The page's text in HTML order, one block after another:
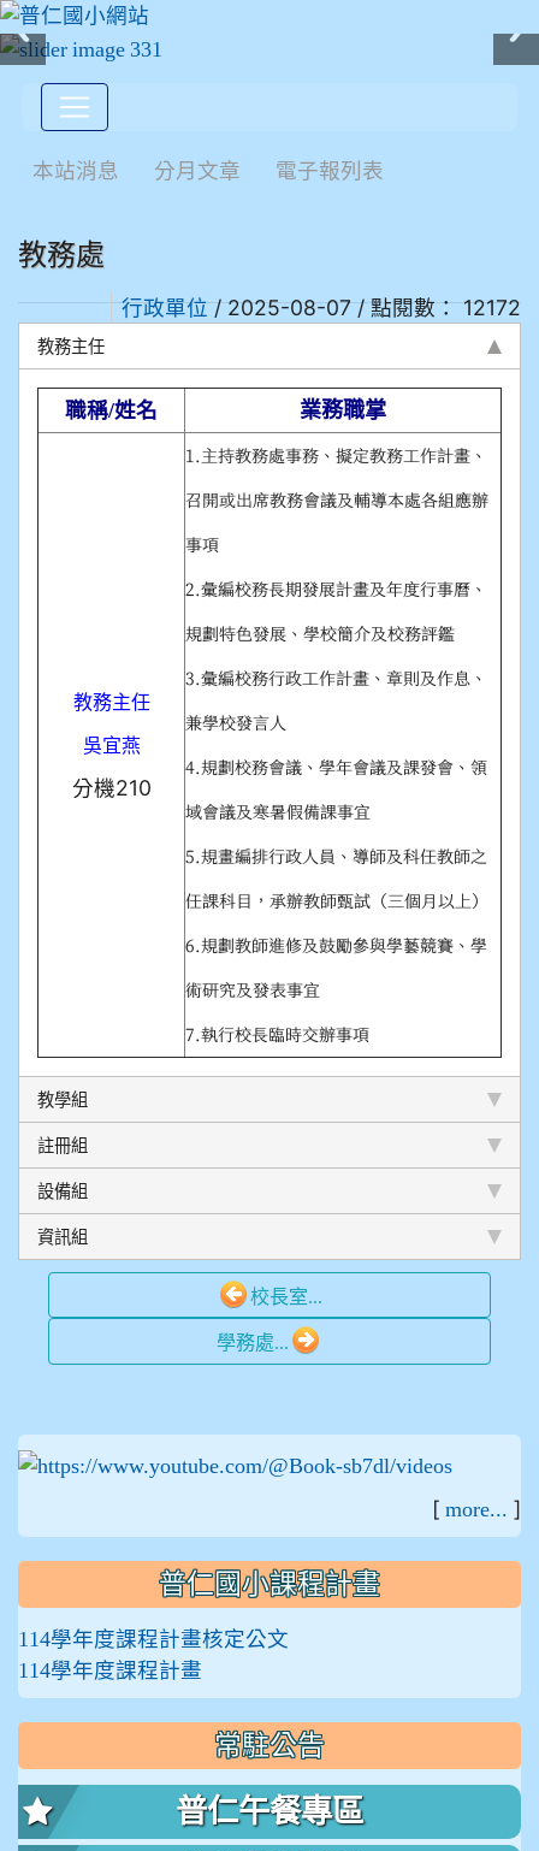
本站消息 分月文章 電子報列表
教務處
行政單位/ 2025-08-07 / 點閱數： 12172
教務主任
職稱/姓名 業務職掌
教務主任
吳宜燕
分機210
1.主持教務處事務、擬定教務工作計畫、
召開或出席教務會議及輔導本處各組應辦
事項
2.彙編校務長期發展計畫及年度行事曆、
規劃特色發展、學校簡介及校務評鑑
3.彙編校務行政工作計畫、章則及作息、
兼學校發言人
4.規劃校務會議、學年會議及課發會、領
域會議及寒暑假備課事宜
5.規畫編排行政人員、導師及科任教師之
任課科目，承辦教師甄試（三個月以上）
6.規劃教師進修及鼓勵參與學藝競賽、學
術研究及發表事宜
7.執行校長臨時交辦事項
教學組
註冊組
設備組
資訊組
校長室...
學務處...
[ more... ]
普仁國小課程計畫
114學年度課程計畫核定公文
114學年度課程計畫
常駐公告
普仁午餐專區